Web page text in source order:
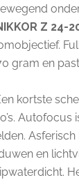
Z 24-
gram en
kortste
en